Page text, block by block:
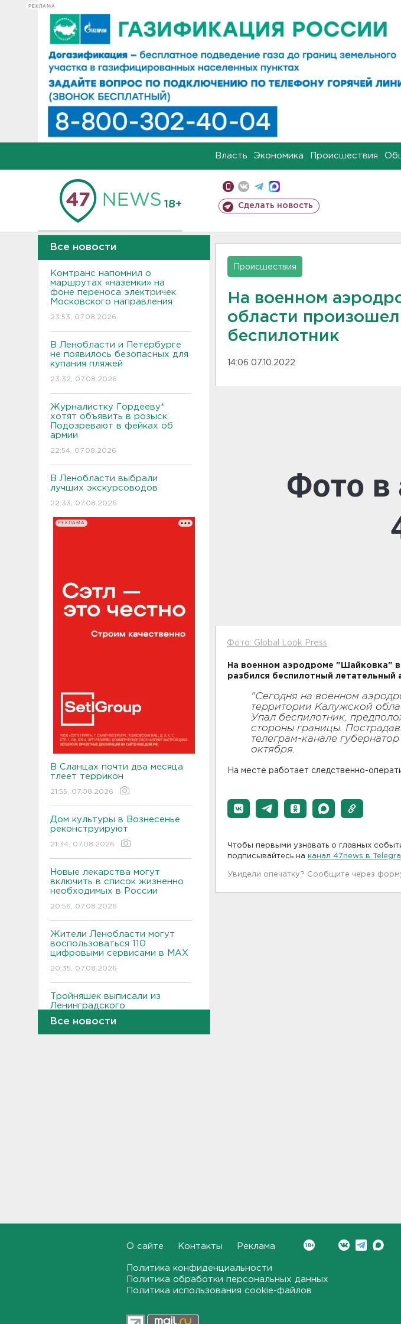
РЕКЛАМА
Власть Экономика Происшествия
18+ Сделать новость
Все новости
Комтранс напомнил о
маршрутах «наземки» на
фоне переноса электричек
Московского направления
23:53, 07.08.2026
В Ленобласти и Петербурге
не появилось безопасных для
купания пляжей
23:32, 07.08.2026
Журналистку Гордееву*
хотят объявить в розыск.
Подозревают в фейках об
армии
22:54, 07.08.2026
В Ленобласти выбрали
лучших экскурсоводов
22:33, 07.08.2026
РЕКЛАМА
В Сланцах почти два месяца
тлеет террикон
21:55, 07.08.2026
Дом культуры в Вознесенье
реконструируют
21:34, 07.08.2026
Новые лекарства могут
включить в список жизненно
необходимых в России
20:56, 07.08.2026
Жители Ленобласти могут
воспользоваться 110
цифровыми сервисами в МАХ
20:35, 07.08.2026
Тройняшек выписали из
Ленинградского
утонули в Ленобласти за
Задерживаются "Сапсаны" из
Все новости
Происшествия
На военном
области
беспилотник
14:06 07.10.2022
Фото: Global Look Press
На военном аэродроме "Шайковка" в
разбился беспилотный летательный
"Сегодня на военном
территории Калужской
Упал беспилотник,
стороны границы.
телеграм-канале
октября.
На месте работает следственно-
Чтобы первыми узнавать о главных
подписывайтесь на канал 47news в
Увидели опечатку? Сообщите через
О сайте Контакты Реклама
Политика конфиденциальности
Политика обработки персональных данных
Политика использования cookie-файлов